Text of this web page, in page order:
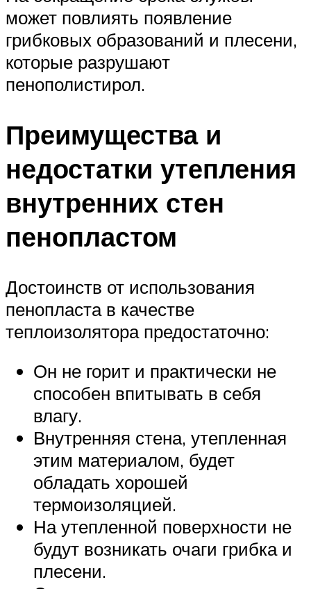
может повлиять появление
грибковых образований и плесени,
которые разрушают
пенополистирол.
Преимущества и
недостатки утепления
внутренних стен
пенопластом
Достоинств от использования
пенопласта в качестве
теплоизолятора предостаточно:
Он не горит и практически не
способен впитывать в себя
влагу.
Внутренняя стена, утепленная
этим материалом, будет
обладать хорошей
термоизоляцией.
На утепленной поверхности не
будут возникать очаги грибка и
плесени.